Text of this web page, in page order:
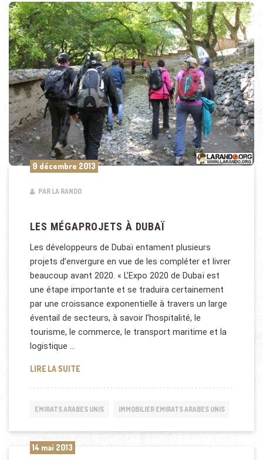
9 décembre 2013
PAR LA RANDO
LES MÉGAPROJETS À DUBAÏ
Les développeurs de Dubaï entament plusieurs
projets d’envergure en vue de les compléter et livrer
beaucoup avant 2020. « L’Expo 2020 de Dubaï est
une étape importante et se traduira certainement
par une croissance exponentielle à travers un large
éventail de secteurs, à savoir l’hospitalité, le
tourisme, le commerce, le transport maritime et la
logistique …
LIRE LA SUITELES MÉGAPROJETS À DUBAÏ
EMIRATS ARABES UNIS IMMOBILIER EMIRATS ARABES UNIS
14 mai 2013